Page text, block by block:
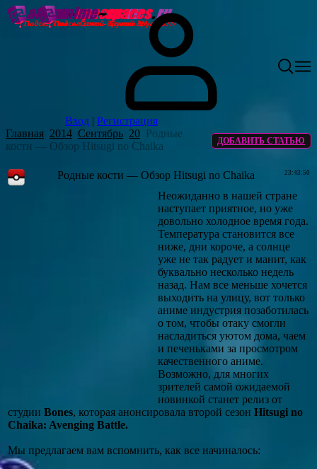
Вход | Регистрация
Главная 2014 Сентябрь 20 Родные
кости — Обзор Hitsugi no Chaika
ДОБАВИТЬ СТАТЬЮ
23:43:50
Родные кости — Обзор Hitsugi no Chaika
Неожиданно в нашей стране
наступает приятное, но уже
довольно холодное время года.
Температура становится все
ниже, дни короче, а солнце
уже не так радует и манит, как
буквально несколько недель
назад. Нам все меньше хочется
выходить на улицу, вот только
аниме индустрия позаботилась
о том, чтобы отаку смогли
насладиться уютом дома, чаем
и печеньками за просмотром
качественного аниме.
Возможно, для многих
зрителей самой ожидаемой
новинкой станет релиз от
студии Bones, которая анонсировала второй сезон Hitsugi no
Chaika: Avenging Battle.
Мы предлагаем вам вспомнить, как все начиналось: